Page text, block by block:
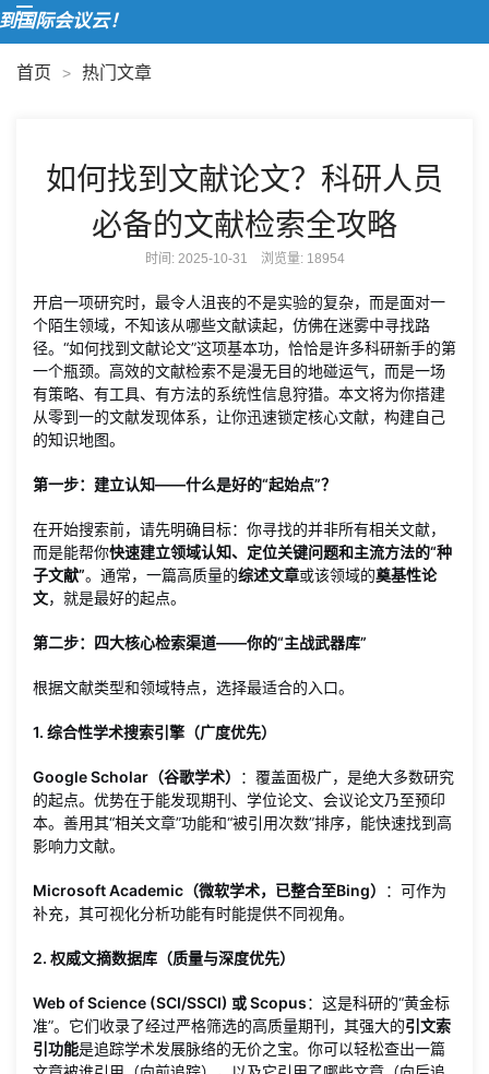
际会议云！
首页 > 热门文章
如何找到文献论文？科研人员
必备的文献检索全攻略
时间: 2025-10-31 浏览量: 18954
开启一项研究时，最令人沮丧的不是实验的复杂，而是面对一
个陌生领域，不知该从哪些文献读起，仿佛在迷雾中寻找路
径。“如何找到文献论文”这项基本功，恰恰是许多科研新手的第
一个瓶颈。高效的文献检索不是漫无目的地碰运气，而是一场
有策略、有工具、有方法的系统性信息狩猎。本文将为你搭建
从零到一的文献发现体系，让你迅速锁定核心文献，构建自己
的知识地图。
第一步：建立认知——什么是好的“起始点”？
在开始搜索前，请先明确目标：你寻找的并非所有相关文献，
而是能帮你快速建立领域认知、定位关键问题和主流方法的“种
子文献”。通常，一篇高质量的综述文章或该领域的奠基性论
文，就是最好的起点。
第二步：四大核心检索渠道——你的“主战武器库”
根据文献类型和领域特点，选择最适合的入口。
1. 综合性学术搜索引擎（广度优先）
Google Scholar（谷歌学术）
：覆盖面极广，是绝大多数研究
的起点。优势在于能发现期刊、学位论文、会议论文乃至预印
本。善用其“相关文章”功能和“被引用次数”排序，能快速找到高
影响力文献。
Microsoft Academic（微软学术，已整合至Bing）
：可作为
补充，其可视化分析功能有时能提供不同视角。
2. 权威文摘数据库（质量与深度优先）
Web of Science (SCI/SSCI) 或 Scopus：这是科研的“黄金标
准”。它们收录了经过严格筛选的高质量期刊，其强大的引文索
引功能是追踪学术发展脉络的无价之宝。你可以轻松查出一篇